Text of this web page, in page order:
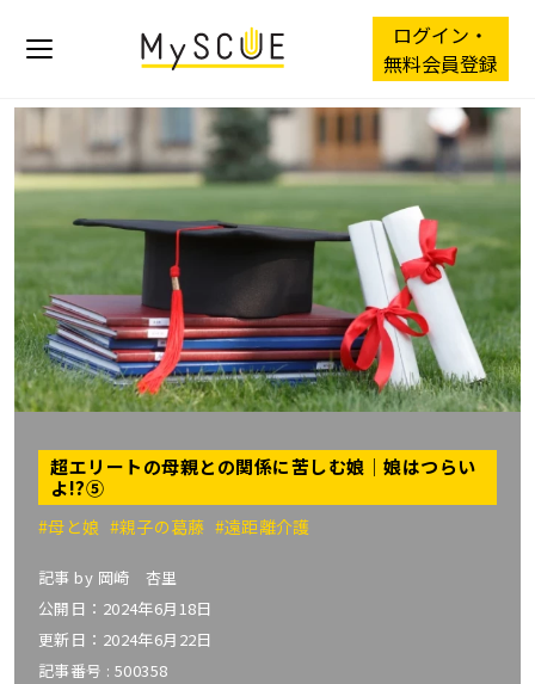
ログイン・
無料会員登録
超エリートの母親との関係に苦しむ娘｜娘はつらい
よ!?⑤
#母と娘 #親子の葛藤 #遠距離介護
記事 by 岡崎 杏里
公開日：2024年6月18日
更新日：2024年6月22日
記事番号 : 500358